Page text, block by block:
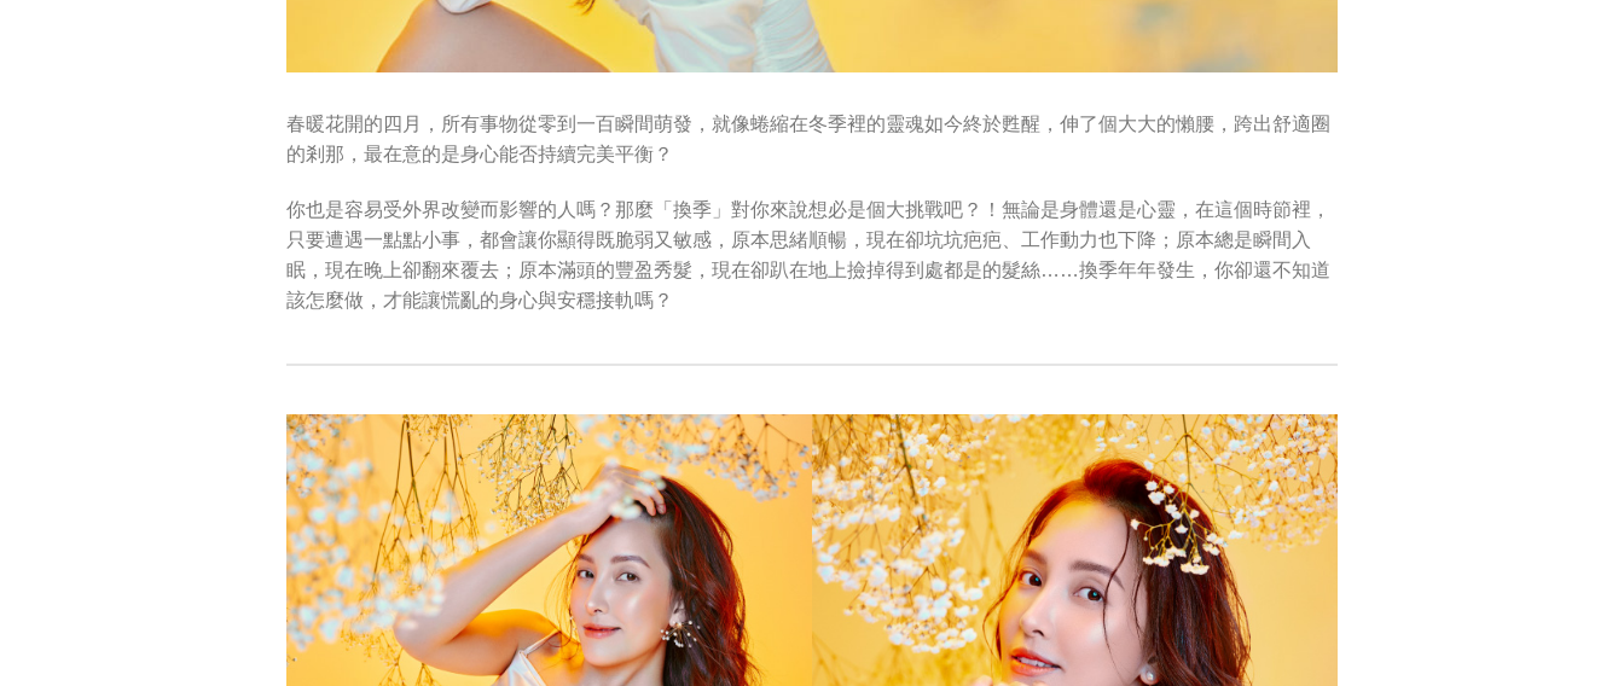
春暖花開的四月，所有事物從零到一百瞬間萌發，就像蜷縮在冬季裡的靈魂如今終於甦醒，伸了個大大的懶腰，跨出舒適圈
的剎那，最在意的是身心能否持續完美平衡？
你也是容易受外界改變而影響的人嗎？那麼「換季」對你來說想必是個大挑戰吧？！無論是身體還是心靈，在這個時節裡，
只要遭遇一點點小事，都會讓你顯得既脆弱又敏感，原本思緒順暢，現在卻坑坑疤疤、工作動力也下降；原本總是瞬間入
眠，現在晚上卻翻來覆去；原本滿頭的豐盈秀髮，現在卻趴在地上撿掉得到處都是的髮絲……換季年年發生，你卻還不知道
該怎麼做，才能讓慌亂的身心與安穩接軌嗎？